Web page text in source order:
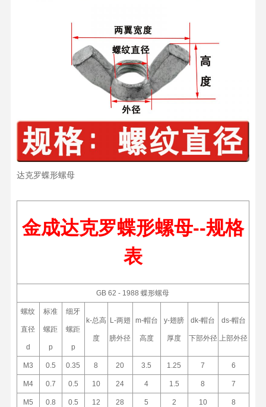
达克罗蝶形螺母
金成达克罗蝶形螺母--规格
表
GB 62 - 1988 蝶形螺母
螺纹
直径
d
标准
螺距
p
细牙
螺距
p
k-总高
度
L-两翅
膀外径
m-帽台
高度
y-翅膀
厚度
dk-帽台
下部外径
ds-帽台
上部外径
M3 0.5 0.35 8 20 3.5 1.25 7 6
M4 0.7 0.5 10 24 4 1.5 8 7
M5 0.8 0.5 12 28 5 2 10 8